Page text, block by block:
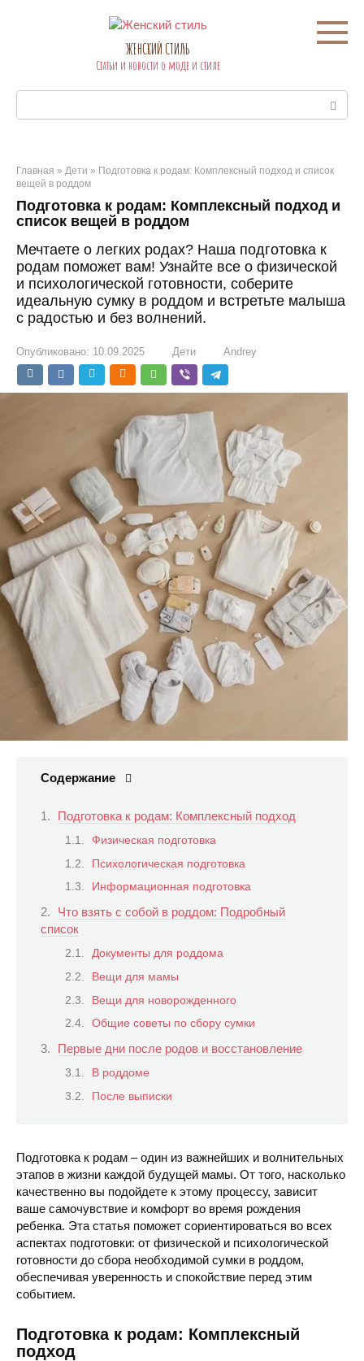
ЖЕНСКИЙ СТИЛЬ
Статьи и новости о моде и стиле
Главная » Дети » Подготовка к родам: Комплексный подход и список
вещей в роддом
Подготовка к родам: Комплексный подход и
список вещей в роддом
Мечтаете о легких родах? Наша подготовка к
родам поможет вам! Узнайте все о физической
и психологической готовности, соберите
идеальную сумку в роддом и встретьте малыша
с радостью и без волнений.
Опубликовано: 10.09.2025 Дети Andrey
Содержание
Подготовка к родам: Комплексный подход
Физическая подготовка
Психологическая подготовка
Информационная подготовка
Что взять с собой в роддом: Подробный
список
Документы для роддома
Вещи для мамы
Вещи для новорожденного
Общие советы по сбору сумки
Первые дни после родов и восстановление
В роддоме
После выписки
Подготовка к родам – один из важнейших и волнительных
этапов в жизни каждой будущей мамы. От того, насколько
качественно вы подойдете к этому процессу, зависит
ваше самочувствие и комфорт во время рождения
ребенка. Эта статья поможет сориентироваться во всех
аспектах подготовки: от физической и психологической
готовности до сбора необходимой сумки в роддом,
обеспечивая уверенность и спокойствие перед этим
событием.
Подготовка к родам: Комплексный
подход